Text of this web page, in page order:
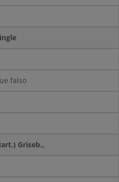
falso
Griseb.,